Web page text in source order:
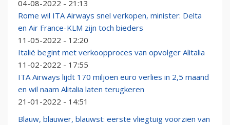
04-08-2022 - 21:13
Rome wil ITA Airways snel verkopen, minister: Delta
en Air France-KLM zijn toch bieders
11-05-2022 - 12:20
Italië begint met verkoopproces van opvolger Alitalia
11-02-2022 - 17:55
ITA Airways lijdt 170 miljoen euro verlies in 2,5 maand
en wil naam Alitalia laten terugkeren
21-01-2022 - 14:51
Blauw, blauwer, blauwst: eerste vliegtuig voorzien van